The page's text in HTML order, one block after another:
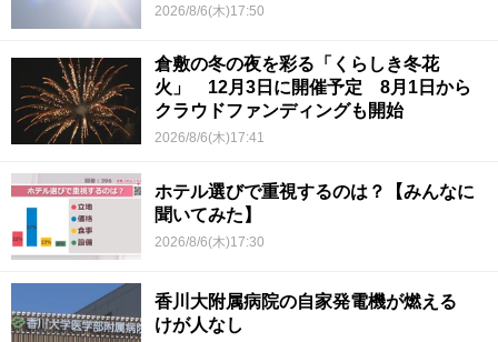
2026/8/6(木)17:50
倉敷の冬の夜を彩る「くらしき冬花
火」 12月3日に開催予定 8月1日から
クラウドファンディングも開始
2026/8/6(木)17:41
ホテル選びで重視するのは？【みんなに
聞いてみた】
2026/8/6(木)17:30
香川大附属病院の自家発電機が燃える
けが人なし